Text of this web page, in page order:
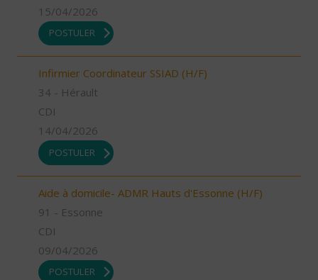
15/04/2026
POSTULER
Infirmier Coordinateur SSIAD (H/F)
34 - Hérault
CDI
14/04/2026
POSTULER
Aide à domicile- ADMR Hauts d'Essonne (H/F)
91 - Essonne
CDI
09/04/2026
POSTULER